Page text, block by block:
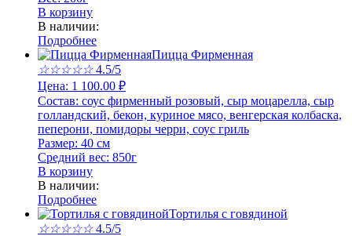
В корзину
В наличии:
Подробнее
Пицца Фирменная
☆☆☆☆☆ 4.5/5
Цена: 1 100.00 ₽
Состав: соус фирменный розовый, сыр моцарелла, сыр
голландский, бекон, куриное мясо, венгерская колбаска,
пеперони, помидоры черри, соус гриль
Размер: 40 см
Средний вес: 850г
В корзину
В наличии:
Подробнее
Тортилья с говядиной
☆☆☆☆☆ 4.5/5